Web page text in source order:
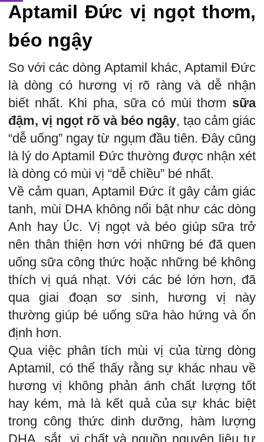
Aptamil Đức vị ngọt thơm,
béo ngậy
So với các dòng Aptamil khác, Aptamil Đức
là dòng có hương vị rõ ràng và dễ nhận
biết nhất. Khi pha, sữa có mùi thơm sữa
đậm, vị ngọt rõ và béo ngậy, tạo cảm giác
“dễ uống” ngay từ ngụm đầu tiên. Đây cũng
là lý do Aptamil Đức thường được nhận xét
là dòng có mùi vị “dễ chiều” bé nhất.
Về cảm quan, Aptamil Đức ít gây cảm giác
tanh, mùi DHA không nổi bật như các dòng
Anh hay Úc. Vị ngọt và béo giúp sữa trở
nên thân thiện hơn với những bé đã quen
uống sữa công thức hoặc những bé không
thích vị quá nhạt. Với các bé lớn hơn, đã
qua giai đoạn sơ sinh, hương vị này
thường giúp bé uống sữa hào hứng và ổn
định hơn.
Qua việc phân tích mùi vị của từng dòng
Aptamil, có thể thấy rằng sự khác nhau về
hương vị không phản ánh chất lượng tốt
hay kém, mà là kết quả của sự khác biệt
trong công thức dinh dưỡng, hàm lượng
DHA, sắt, vi chất và nguồn nguyên liệu tự